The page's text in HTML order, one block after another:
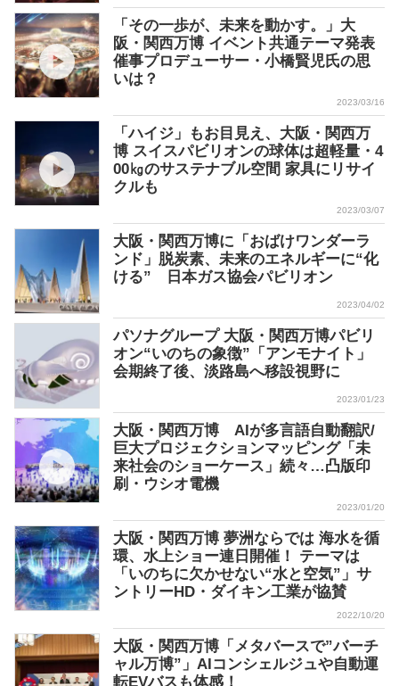
「その一歩が、未来を動かす。」大
阪・関西万博 イベント共通テーマ発表
催事プロデューサー・小橋賢児氏の思
いは？
2023/03/16
「ハイジ」もお目見え、大阪・関西万
博 スイスパビリオンの球体は超軽量・4
00㎏のサステナブル空間 家具にリサイ
クルも
2023/03/07
大阪・関西万博に「おばけワンダーラ
ンド」脱炭素、未来のエネルギーに“化
ける” 日本ガス協会パビリオン
2023/04/02
パソナグループ 大阪・関西万博パビリ
オン“いのちの象徴”「アンモナイト」
会期終了後、淡路島へ移設視野に
2023/01/23
大阪・関西万博 AIが多言語自動翻訳/
巨大プロジェクションマッピング「未
来社会のショーケース」続々…凸版印
刷・ウシオ電機
2023/01/20
大阪・関西万博 夢洲ならでは 海水を循
環、水上ショー連日開催！ テーマは
「いのちに欠かせない“水と空気”」サ
ントリーHD・ダイキン工業が協賛
2022/10/20
大阪・関西万博「メタバースで”バーチ
ャル万博”」AIコンシェルジュや自動運
転EVバスも体感！